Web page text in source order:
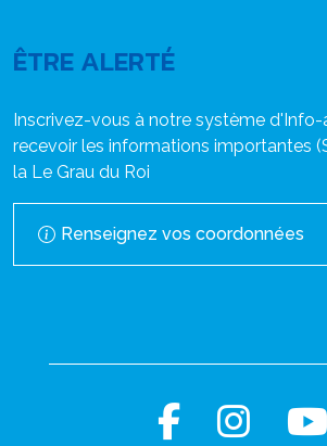
ÊTRE ALERTÉ
Inscrivez-vous à notre système
recevoir les informations importantes
la Le Grau du Roi
Renseignez vos coordonnées